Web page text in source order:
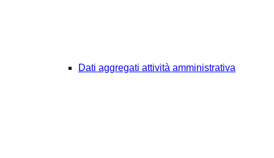
Dati aggregati attività amministrativa